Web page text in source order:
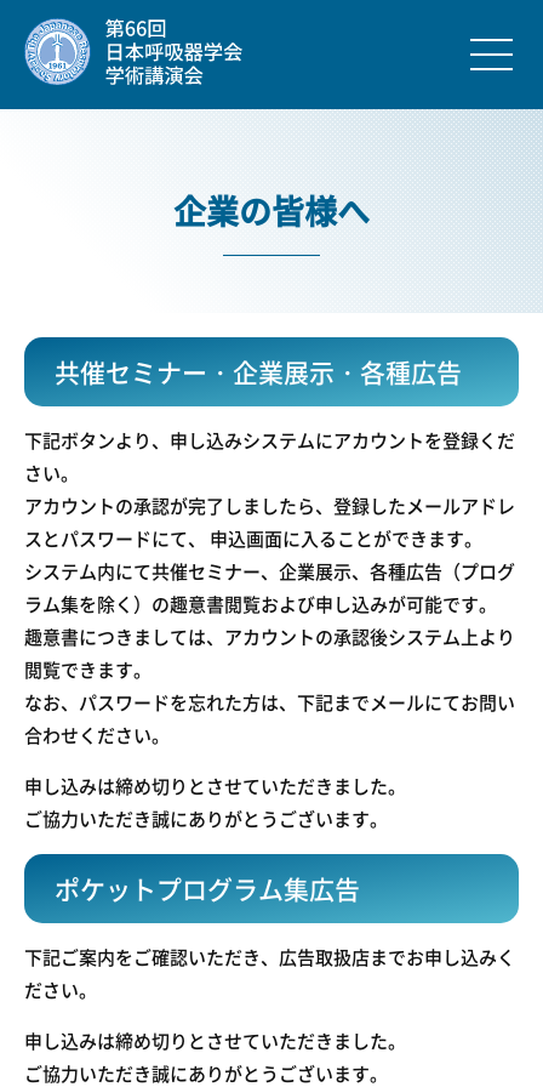
企業の皆様へ
共催セミナー・企業展示・各種広告
下記ボタンより、申し込みシステムにアカウントを登録くだ
さい。
アカウントの承認が完了しましたら、登録したメールアドレ
スとパスワードにて、 申込画面に入ることができます。
システム内にて共催セミナー、企業展示、各種広告（プログ
ラム集を除く）の趣意書閲覧および申し込みが可能です。
趣意書につきましては、アカウントの承認後システム上より
閲覧できます。
なお、パスワードを忘れた方は、下記までメールにてお問い
合わせください。
申し込みは締め切りとさせていただきました。
ご協力いただき誠にありがとうございます。
ポケットプログラム集広告
下記ご案内をご確認いただき、広告取扱店までお申し込みく
ださい。
申し込みは締め切りとさせていただきました。
ご協力いただき誠にありがとうございます。